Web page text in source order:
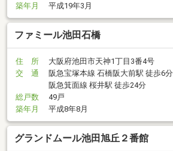
築年月
平成19年3月
ファミール池田石橋
住 所
大阪府池田市天神1丁目3番4号
交 通
阪急宝塚本線 石橋阪大前駅 徒歩6分
阪急箕面線 桜井駅 徒歩24分
総戸数
49戸
築年月
平成8年8月
グランドムール池田旭丘２番館